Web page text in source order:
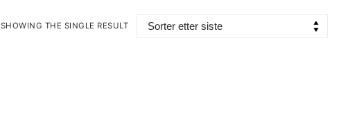
SHOWING THE SINGLE RESULT